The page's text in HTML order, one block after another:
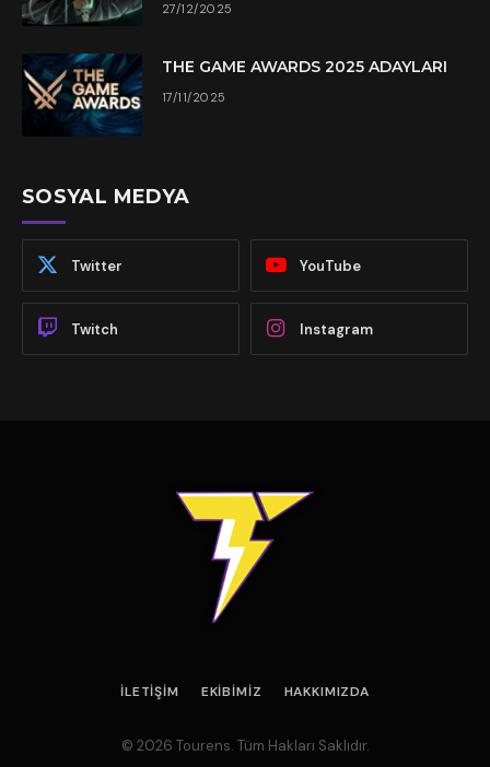
27/12/2025
THE GAME AWARDS 2025 ADAYLARI
17/11/2025
SOSYAL MEDYA
Twitter YouTube
Twitch Instagram
İLETIŞIM EKIBIMIZ HAKKIMIZDA
© 2026 Tourens. Tüm Hakları Saklıdır.